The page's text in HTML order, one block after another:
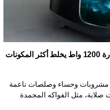
محرك بتقنية ProBlend Plus بقدرة 1200 واط يخلط أكثر المكونات
لك إعداد مشروبات وحساء وصلصات ناعمة
مثل الفواكه المجمدة